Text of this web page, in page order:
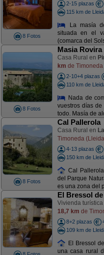
8 Fotos
2-15 plazas
115 km de
La masía
situada en el
(comarca del
8 Fotos
Masia Rovira
Casa Rural en
km de
2-10+4 plazas
110 km de
Nada de
vuestros días
todo. Masía de
8 Fotos
Cal Pallerola
Casa Rural en
Timoneda
4-13 plazas
150 km de
Cal
del Parque
es una zona del
El Bressol
Vivienda turística
18,7 km de
8+2 plazas
109 km de
El Bressol
una casa rural